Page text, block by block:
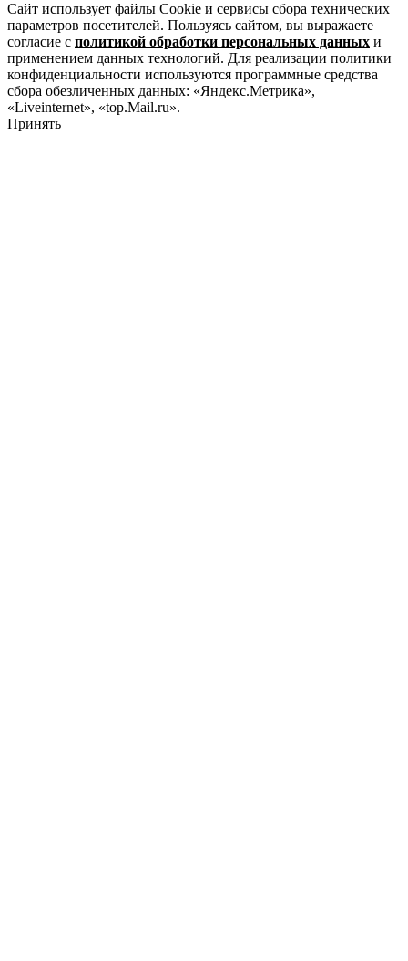
Сайт использует файлы Cookie и сервисы сбора технических
параметров посетителей. Пользуясь сайтом, вы выражаете
согласие с политикой обработки персональных данных и
применением данных технологий. Для реализации политики
конфиденциальности используются программные средства
сбора обезличенных данных: «Яндекс.Метрика»,
«Liveinternet», «top.Mail.ru».
Принять